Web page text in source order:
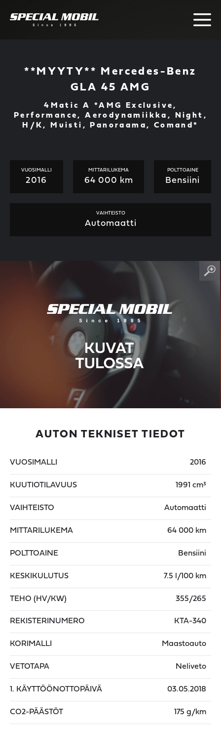
**MYYTY** Mercedes-Benz
GLA 45 AMG
4Matic A *AMG Exclusive,
Performance, Aerodynamiikka, Night,
H/K, Muisti, Panoraama, Comand*
VUOSIMALLI
2016
MITTARILUKEMA
64 000 km
POLTTOAINE
Bensiini
VAIHTEISTO
Automaatti
AUTON TEKNISET TIEDOT
VUOSIMALLI 2016
KUUTIOTILAVUUS 1991 cm³
VAIHTEISTO Automaatti
MITTARILUKEMA 64 000 km
POLTTOAINE Bensiini
KESKIKULUTUS 7.5 l/100 km
TEHO (HV/KW) 355/265
REKISTERINUMERO KTA-340
KORIMALLI Maastoauto
VETOTAPA Neliveto
1. KÄYTTÖÖNOTTOPÄIVÄ 03.05.2018
CO2-PÄÄSTÖT 175 g/km